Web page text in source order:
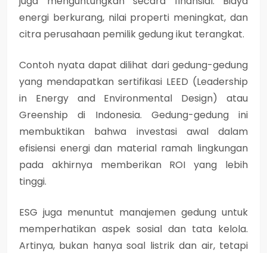
energi berkurang, nilai properti meningkat, dan
citra perusahaan pemilik gedung ikut terangkat.
Contoh nyata dapat dilihat dari gedung-gedung
yang mendapatkan sertifikasi LEED (Leadership
in Energy and Environmental Design) atau
Greenship di Indonesia. Gedung-gedung ini
membuktikan bahwa investasi awal dalam
efisiensi energi dan material ramah lingkungan
pada akhirnya memberikan ROI yang lebih
tinggi.
ESG juga menuntut manajemen gedung untuk
memperhatikan aspek sosial dan tata kelola.
Artinya, bukan hanya soal listrik dan air, tetapi